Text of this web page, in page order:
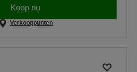
Koop nu
Verkooppunten